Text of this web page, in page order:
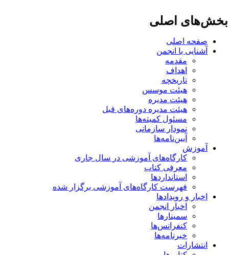
اصلی
صفحه اصلی
آشنایی با انجمن
مقدمه
اهداف
تاریخچه
هیئت موسس
هیئت مدیره
هیئت مدیره دوره‌های قبل
مسئول کمیته‌ها
نمودار سازمانی
آیین‌نامه‌ها
آموزش
کارگاه‌های آموزشی در سال جاری
معرفی کتاب
استانداردها
فهرست کارگاه‌های آموزشی برگزار شده
اخبار و رویدادها
اخبار انجمن
سمینارها
کنفرانس‌ها
خبرنامه‌ها
انتشارات